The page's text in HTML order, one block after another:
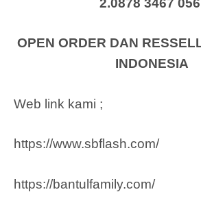
2.0878 3467
OPEN ORDER DAN
INDONESIA
Web link kami ;
https://www.sbflash.com/
https://bantulfamily.com/